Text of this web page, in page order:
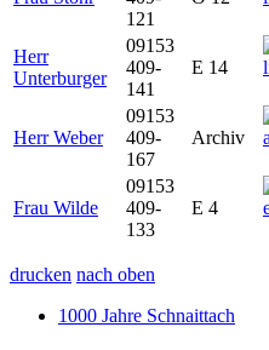
121
Herr
Unterburger
09153
409-
141
E 14
Herr Weber
09153
409-
167
Archiv
Frau Wilde
09153
409-
133
E 4
drucken nach oben
1000 Jahre Schnaittach